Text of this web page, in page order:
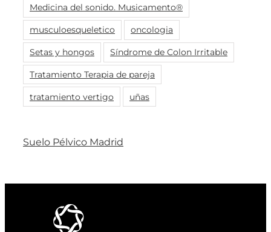
Medicina del sonido. Musicamento®
musculoesqueletico oncologia
Setas y hongos Síndrome de Colon Irritable
Tratamiento Terapia de pareja
tratamiento vertigo uñas
Suelo Pélvico Madrid